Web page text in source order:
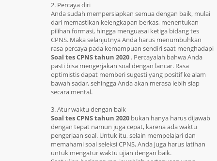
2. Percaya diri
Anda sudah mempersiapkan semua dengan baik, mulai
dari memastikan kelengkapan berkas, menentukan
pilihan formasi, hingga menguasai ketiga bidang tes
CPNS. Maka selanjutnya Anda harus menumbuhkan
rasa percaya pada kemampuan sendiri saat menghadapi
Soal tes CPNS tahun 2020 . Percayalah bahwa Anda
pasti bisa mengerjakan soal dengan lancar. Rasa
optimistis dapat memberi sugesti yang positif ke alam
bawah sadar, sehingga Anda akan merasa lebih siap
secara mental.
3. Atur waktu dengan baik
Soal tes CPNS tahun 2020 bukan hanya harus dijawab
dengan tepat namun juga cepat, karena ada waktu
pengerjaan soal. Untuk itu, selain mempelajari dan
memahami soal seleksi CPNS, Anda juga harus latihan
untuk mengatur waktu ujian dengan baik.